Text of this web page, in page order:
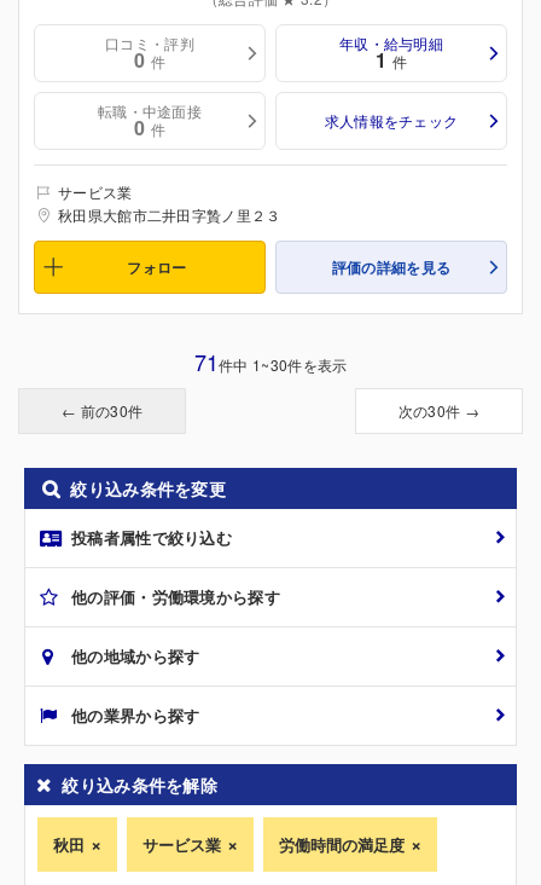
口コミ・評判
0 件
年収・給与明細
1 件
転職・中途面接
0 件 求人情報をチェック
サービス業
秋田県大館市二井田字贄ノ里２３
フォロー 評価の詳細を見る
71件中 1~30件を表示
← 前の30件 次の30件 →
絞り込み条件を変更
投稿者属性で絞り込む
他の評価・労働環境から探す
他の地域から探す
他の業界から探す
絞り込み条件を解除
秋田 サービス業 労働時間の満足度